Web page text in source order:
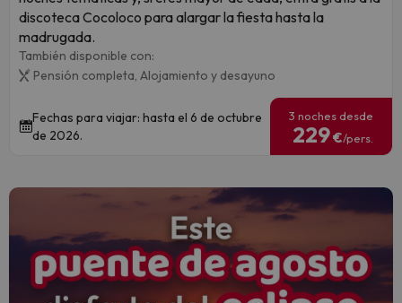
discoteca Cocoloco para alargar la fiesta hasta la
madrugada.
También disponible con:
Pensión completa, Alojamiento y desayuno
Fechas para viajar: hasta el 6 de octubre
de 2026.
3 noches desde
229€/pers.